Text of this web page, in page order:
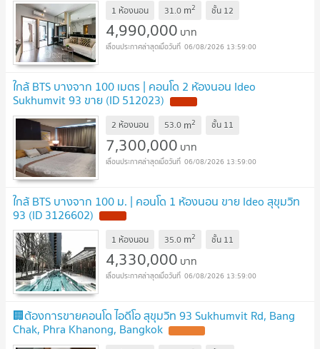
1 ห้องนอน 31.0 m2 ชั้น 12
4,990,000 บาท
06/08/2026 13:59:00
ใกล้ BTS บางจาก 100 เมตร | คอนโด 2 ห้องนอน Ideo
Sukhumvit 93 ขาย (ID 512023)
2 ห้องนอน 53.0 m2 ชั้น 11
7,300,000 บาท
06/08/2026 13:59:00
ใกล้ BTS บางจาก 100 ม. | คอนโด 1 ห้องนอน ขาย Ideo สุขุมวิท
93 (ID 3126602)
1 ห้องนอน 35.0 m2 ชั้น 11
4,330,000 บาท
06/08/2026 13:59:00
🏢ต้องการขายคอนโด ไอดีโอ สุขุมวิท 93 Sukhumvit Rd, Bang
Chak, Phra Khanong, Bangkok